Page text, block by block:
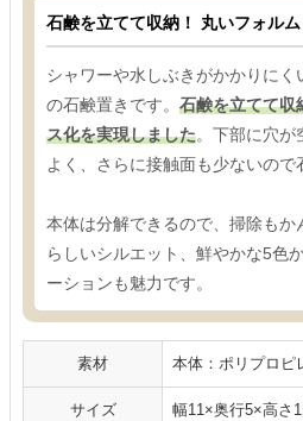
石鹸を立てて収納！ 丸いフォル
シャワーや水しぶきがかかりにく
の石鹸置きです。 石鹸を立てて収
ス化を実現しました。下部に穴が
よく、さらに接触面も少ないので
本体は分解できるので、掃除もか
らしいシルエット、鮮やかな5色
ーションも魅力です。
素材 本体：ポリプロピ
サイズ 幅11×奥行5×高さ